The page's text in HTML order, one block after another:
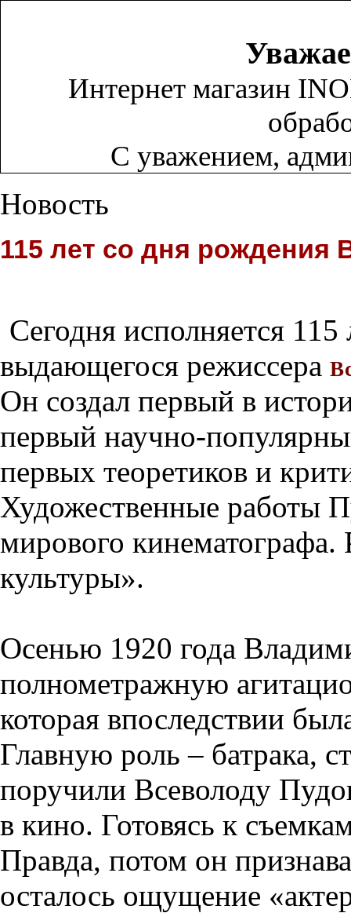
Интернет магазин
С уважением,
Новость
115 лет со дня рождения
Сегодня исполняется
выдающегося режиссера
Он создал первый в
первый научно-
первых теоретиков и
Художественные работы
мирового кинематографа.
культуры».
Осенью 1920 года
полнометражную
которая впоследствии
Главную роль – батрака,
поручили Всеволоду
в кино. Готовясь к
Правда, потом он
осталось ощущение